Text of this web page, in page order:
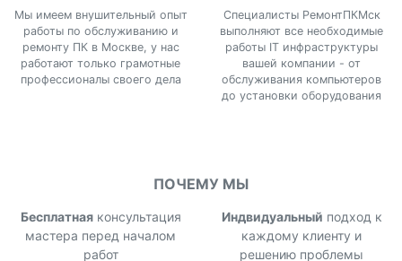
Мы имеем внушительный опыт
работы по обслуживанию и
ремонту ПК в Москве, у нас
работают только грамотные
профессионалы своего дела
Специалисты РемонтПКМск
выполняют все необходимые
работы IT инфраструктуры
вашей компании - от
обслуживания компьютеров
до установки оборудования
ПОЧЕМУ МЫ
Бесплатнаяконсультация
мастера перед началом
работ
Индвидуальный подход к
каждому клиенту и
решению проблемы